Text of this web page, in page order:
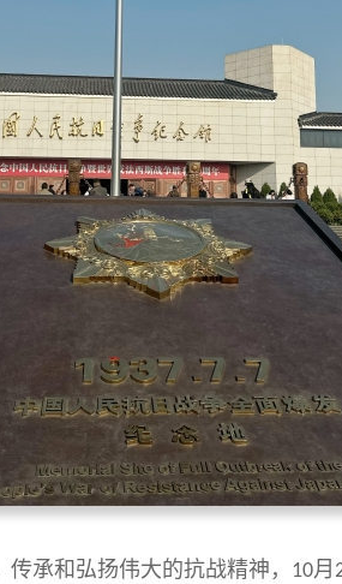
承和弘扬伟大的抗战精神， 10月